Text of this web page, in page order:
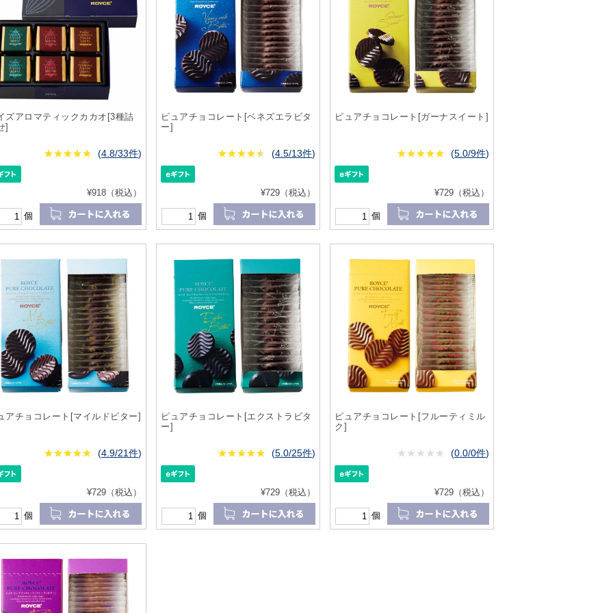
ズアロマティックカカオ[3種詰
]
★★★★★
★★★★★ (4.8/33件)
¥918（税込）
個
ピュアチョコレート[ベネズエラビタ
ー]
★★★★★
★★★★★ (4.5/13件)
¥729（税込）
個
ピュアチョコレート[ガーナスイート]
★★★★★
★★★★★ (5.0/9件)
¥729（税込）
個
アチョコレート[マイルドビター]
★★★★★
★★★★★ (4.9/21件)
¥729（税込）
個
ピュアチョコレート[エクストラビタ
ー]
★★★★★
★★★★★ (5.0/25件)
¥729（税込）
個
ピュアチョコレート[フルーティミル
ク]
★ ★ ★ ★ ★
★★★★★ (0.0/0件)
¥729（税込）
個